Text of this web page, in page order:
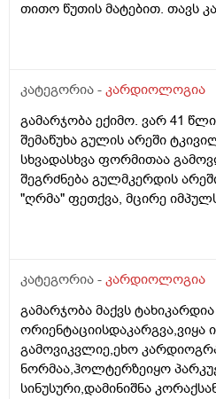
თითო წუთის მატებით. თავს
კატეგორია - კარდიოლოგია
გამარჯობა ექიმო. ვარ 41
შემაწუხა გულის არეში
სხვადასხვა ფორმითაა
შეგრძნება გულმკერდის
"ღრმა" ფეთქვა, მცირე
მიბუჟდება მარცხენა ხელი.
რითი შეიძლება იყოს
და სიმპტომები იჩენს ხოლმე
კატეგორია - კარდიოლოგია
გამარჯობა მაქვს
გამოვიკვლიე,ეხო
ნორმაა,ჰოლტერზეიყო
სინუსური,დამინიშნა